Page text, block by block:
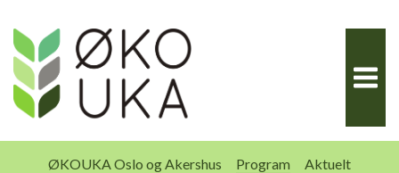
innhold
ØKOUKA Oslo og Akershus Program Aktuelt